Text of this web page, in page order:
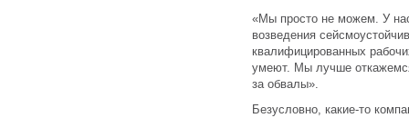
«Мы просто не можем. У
возведения
квалифицированных
умеют. Мы лучше
за обвалы».
Безусловно, какие-то